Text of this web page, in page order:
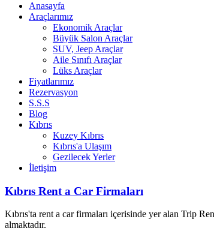
Anasayfa
Araçlarımız
Ekonomik Araçlar
Büyük Salon Araçlar
SUV, Jeep Araçlar
Aile Sınıfı Araçlar
Lüks Araçlar
Fiyatlarımız
Rezervasyon
S.S.S
Blog
Kıbrıs
Kuzey Kıbrıs
Kıbrıs'a Ulaşım
Gezilecek Yerler
İletişim
Kıbrıs Rent a Car Firmaları
Kıbrıs'ta rent a car firmaları içerisinde yer alan Trip
almaktadır.